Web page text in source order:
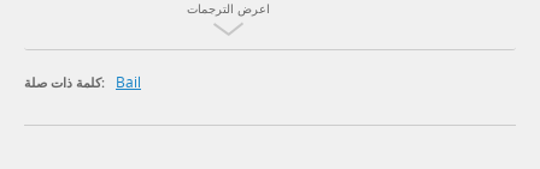
اعرض الترجمات
كلمة ذات صلة: Bail